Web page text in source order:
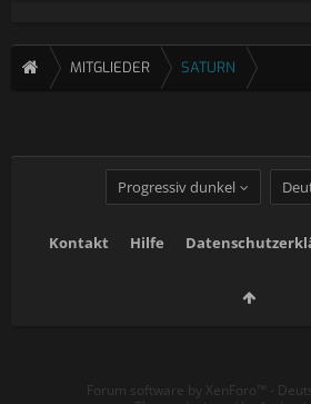
MITGLIEDER SATURN
Progressiv dunkel
Kontakt Hilfe
Forum software by XenForo™ -